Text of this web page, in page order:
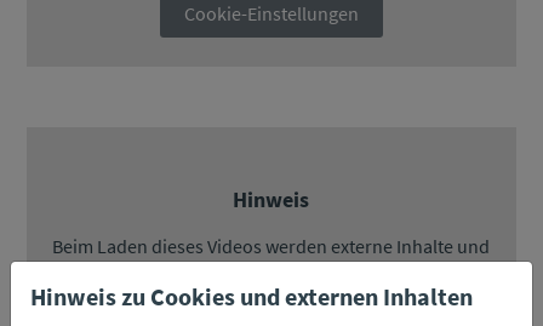
Cookie-Einstellungen
Hinweis
Beim Laden dieses Videos werden externe Inhalte und
Cookies von YouTube geladen.
Nähere Informationen entnehmen Sie unserer
Hinweis zu Cookies und externen Inhalten